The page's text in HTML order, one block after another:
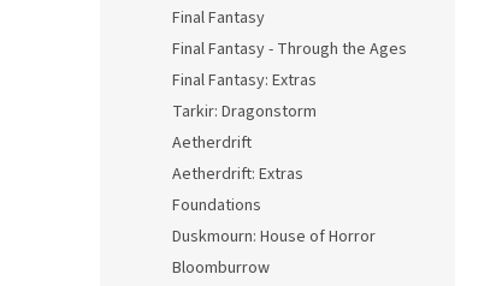
Final Fantasy
Final Fantasy - Through the Ages
Final Fantasy: Extras
Tarkir: Dragonstorm
Aetherdrift
Aetherdrift: Extras
Foundations
Duskmourn: House of Horror
Bloomburrow